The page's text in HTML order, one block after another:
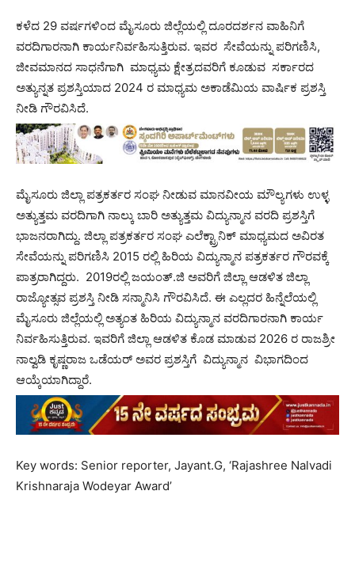
ಕಳೆದ 29 ವರ್ಷಗಳಿಂದ ಮೈಸೂರು ಜಿಲ್ಲೆಯಲ್ಲಿ ದೂರದರ್ಶನ ವಾಹಿನಿಗೆ
ವರದಿಗಾರನಾಗಿ ಕಾರ್ಯನಿರ್ವಹಿಸುತ್ತಿರುವ. ಇವರ ಸೇವೆಯನ್ನು ಪರಿಗಣಿಸಿ,
ಜೀವಮಾನದ ಸಾಧನೆಗಾಗಿ ಮಾಧ್ಯಮ ಕ್ಷೇತ್ರದವರಿಗೆ ಕೂಡುವ ಸರ್ಕಾರದ
ಅತ್ಯುನ್ನತ ಪ್ರಶಸ್ತಿಯಾದ 2024 ರ ಮಾಧ್ಯಮ ಅಕಾಡೆಮಿಯ ವಾರ್ಷಿಕ ಪ್ರಶಸ್ತಿ
ನೀಡಿ ಗೌರವಿಸಿದೆ.
ಮೈಸೂರು ಜಿಲ್ಲಾ ಪತ್ರಕರ್ತರ ಸಂಘ ನೀಡುವ ಮಾನವೀಯ ಮೌಲ್ಯಗಳು ಉಳ್ಳ
ಅತ್ಯುತ್ತಮ ವರದಿಗಾಗಿ ನಾಲ್ಕು ಬಾರಿ ಅತ್ಯುತ್ತಮ ವಿದ್ಯುನ್ಮಾನ ವರದಿ ಪ್ರಶಸ್ತಿಗೆ
ಭಾಜನರಾಗಿದ್ದು. ಜಿಲ್ಲಾ ಪತ್ರಕರ್ತರ ಸಂಘ ಎಲೆಕ್ಟ್ರಾನಿಕ್ ಮಾಧ್ಯಮದ ಅವಿರತ
ಸೇವೆಯನ್ನು ಪರಿಗಣಿಸಿ 2015 ರಲ್ಲಿ ಹಿರಿಯ ವಿದ್ಯುನ್ಮಾನ ಪತ್ರಕರ್ತರ ಗೌರವಕ್ಕೆ
ಪಾತ್ರರಾಗಿದ್ದರು. 2019ರಲ್ಲಿ ಜಯಂತ್.ಜಿ ಅವರಿಗೆ ಜಿಲ್ಲಾ ಆಡಳಿತ ಜಿಲ್ಲಾ
ರಾಜ್ಯೋತ್ಸವ ಪ್ರಶಸ್ತಿ ನೀಡಿ ಸನ್ಮಾನಿಸಿ ಗೌರವಿಸಿದೆ. ಈ ಎಲ್ಲದರ ಹಿನ್ನೆಲೆಯಲ್ಲಿ
ಮೈಸೂರು ಜಿಲ್ಲೆಯಲ್ಲಿ ಅತ್ಯಂತ ಹಿರಿಯ ವಿದ್ಯುನ್ಮಾನ ವರದಿಗಾರನಾಗಿ ಕಾರ್ಯ
ನಿರ್ವಹಿಸುತ್ತಿರುವ. ಇವರಿಗೆ ಜಿಲ್ಲಾ ಆಡಳಿತ ಕೊಡ ಮಾಡುವ 2026 ರ ರಾಜಶ್ರೀ
ನಾಲ್ವಡಿ ಕೃಷ್ಣರಾಜ ಒಡೆಯರ್ ಅವರ ಪ್ರಶಸ್ತಿಗೆ ವಿದ್ಯುನ್ಮಾನ ವಿಭಾಗದಿಂದ
ಆಯ್ಕೆಯಾಗಿದ್ದಾರೆ.
Key words: Senior reporter, Jayant.G, ‘Rajashree Nalvadi
Krishnaraja Wodeyar Award’